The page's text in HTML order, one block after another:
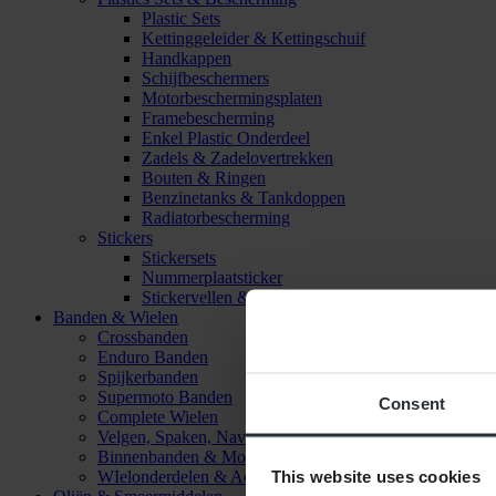
Consent
This website uses cookies
Plastic Sets
Kettinggeleider & Kettingschuif
Handkappen
Schijfbeschermers
Motorbeschermingsplaten
Framebescherming
Enkel Plastic Onderdeel
Zadels & Zadelovertrekken
Bouten & Ringen
Benzinetanks & Tankdoppen
Radiatorbescherming
Stickers
Stickersets
Nummerplaatsticker
Stickervellen & Stickers
Banden & Wielen
Crossbanden
Enduro Banden
Spijkerbanden
Supermoto Banden
Complete Wielen
Velgen, Spaken, Naven & Lagers
Binnenbanden & Mousses
WIelonderdelen & Accessoires